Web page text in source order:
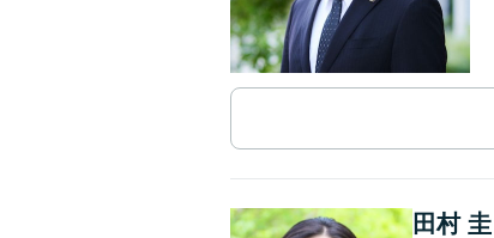
田村 圭